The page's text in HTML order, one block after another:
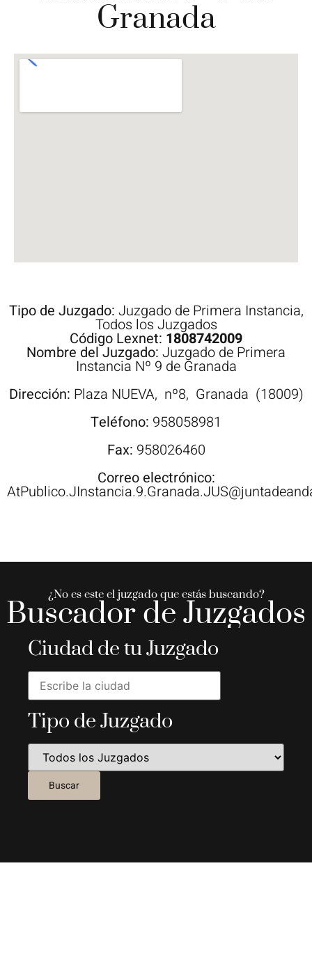
Granada
Tipo de Juzgado: Juzgado de Primera Instancia,
Todos los Juzgados
Código Lexnet: 1808742009
Nombre del Juzgado: Juzgado de Primera
Instancia Nº 9 de Granada
Dirección: Plaza NUEVA, nº8, Granada (18009)
Teléfono: 958058981
Fax: 958026460
Correo electrónico:
¿No es este el juzgado que estás buscando?
Buscador de Juzgados
Ciudad de tu Juzgado
Tipo de Juzgado